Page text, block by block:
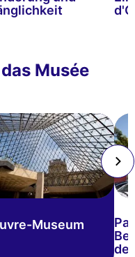
Musée
Museum
de